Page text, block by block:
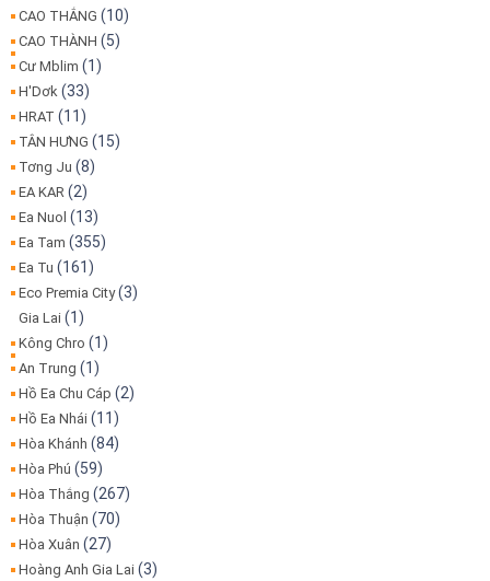
CAO THẮNG (10)
CAO THÀNH (5)
Cư Mblim (1)
H'Dơk (33)
HRAT (11)
TÂN HƯNG (15)
Tơng Ju (8)
EA KAR (2)
Ea Nuol (13)
Ea Tam (355)
Ea Tu (161)
Eco Premia City(3)
Gia Lai (1)
Kông Chro (1)
An Trung (1)
Hồ Ea Chu Cáp (2)
Hồ Ea Nhái (11)
Hòa Khánh (84)
Hòa Phú (59)
Hòa Thắng (267)
Hòa Thuận (70)
Hòa Xuân (27)
Hoàng Anh Gia Lai (3)